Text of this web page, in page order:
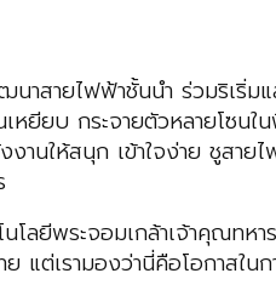
าสายไฟฟ้าชั้นนำ ร่วมริเริ่
หยียบ กระจายตัวหลายโซนใ
านให้สนุก เข้าใจง่าย ชูสา
โลยีพระจอมเกล้าเจ้าคุณท
ย แต่เรามองว่านี่คือโอกาส